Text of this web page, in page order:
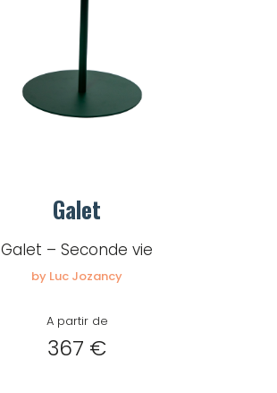
Galet
Galet – Seconde vie
by Luc Jozancy
A partir de
367 €